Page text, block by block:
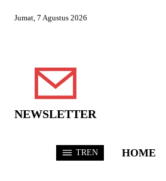
Jumat, 7 Agustus 2026
NEWSLETTER
TREN HOME